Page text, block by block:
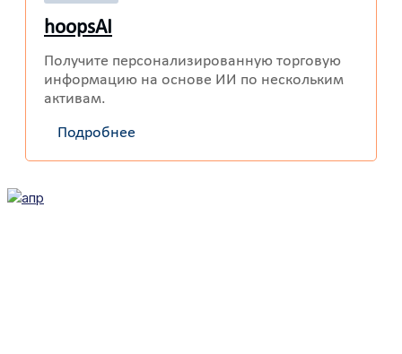
hoopsAI
Получите персонализированную торговую
информацию на основе ИИ по нескольким
активам.
Подробнее